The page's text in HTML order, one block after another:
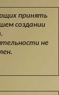
принять
создании
не